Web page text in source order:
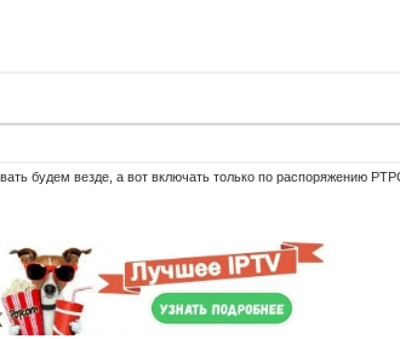
будем везде, а вот включать только по распоряжению